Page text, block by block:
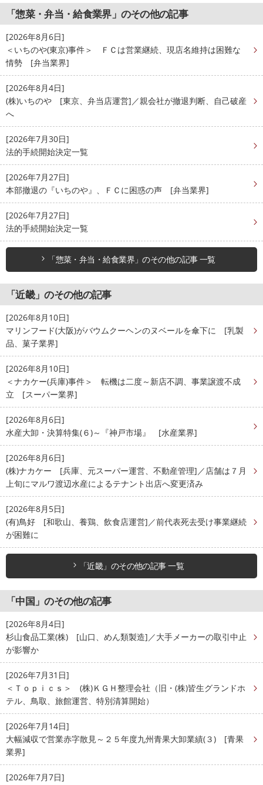
「惣菜・弁当・給食業界」のその他の記事
[2026年8月6日]
＜いちのや(東京)事件＞ ＦＣは営業継続、現店名維持は困難な
情勢 [弁当業界]
[2026年8月4日]
(株)いちのや [東京、弁当店運営]／親会社が撤退判断、自己破産
へ
[2026年7月30日]
法的手続開始決定一覧
[2026年7月27日]
本部撤退の『いちのや』、ＦＣに困惑の声 [弁当業界]
[2026年7月27日]
法的手続開始決定一覧
「惣菜・弁当・給食業界」のその他の記事 一覧
「近畿」のその他の記事
[2026年8月10日]
マリンフード(大阪)がバウムクーヘンのヌベールを傘下に [乳製
品、菓子業界]
[2026年8月10日]
＜ナカケー(兵庫)事件＞ 転機は二度～新店不調、事業譲渡不成
立 [スーパー業界]
[2026年8月6日]
水産大卸・決算特集(６)～『神戸市場』 [水産業界]
[2026年8月6日]
(株)ナカケー [兵庫、元スーパー運営、不動産管理]／店舗は７月
上旬にマルワ渡辺水産によるテナント出店へ変更済み
[2026年8月5日]
(有)鳥好 [和歌山、養鶏、飲食店運営]／前代表死去受け事業継続
が困難に
「近畿」のその他の記事 一覧
「中国」のその他の記事
[2026年8月4日]
杉山食品工業(株) [山口、めん類製造]／大手メーカーの取引中止
が影響か
[2026年7月31日]
＜Ｔｏｐｉｃｓ＞ (株)ＫＧＨ整理会社（旧・(株)皆生グランドホ
テル、鳥取、旅館運営、特別清算開始）
[2026年7月14日]
大幅減収で営業赤字散見～２５年度九州青果大卸業績(３) [青果
業界]
[2026年7月7日]